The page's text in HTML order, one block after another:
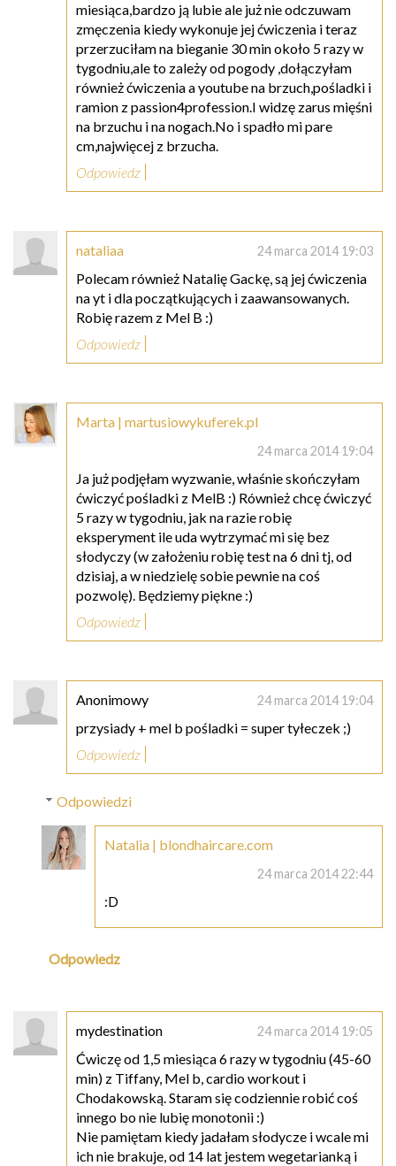
miesiąca,bardzo ją lubie ale już nie odczuwam
zmęczenia kiedy wykonuje jej ćwiczenia i teraz
przerzuciłam na bieganie 30 min około 5 razy w
tygodniu,ale to zależy od pogody ,dołączyłam
również ćwiczenia a youtube na brzuch,pośladki i
ramion z passion4profession.I widzę zarus mięśni
na brzuchu i na nogach.No i spadło mi pare
cm,najwięcej z brzucha.
Odpowiedz
nataliaa 24 marca 2014 19:03
Polecam również Natalię Gackę, są jej ćwiczenia
na yt i dla początkujących i zaawansowanych.
Robię razem z Mel B :)
Odpowiedz
Marta | martusiowykuferek.pl
24 marca 2014 19:04
Ja już podjęłam wyzwanie, właśnie skończyłam
ćwiczyć pośladki z MelB :) Również chcę ćwiczyć
5 razy w tygodniu, jak na razie robię
eksperyment ile uda wytrzymać mi się bez
słodyczy (w założeniu robię test na 6 dni tj, od
dzisiaj, a w niedzielę sobie pewnie na coś
pozwolę). Będziemy piękne :)
Odpowiedz
Anonimowy 24 marca 2014 19:04
przysiady + mel b pośladki = super tyłeczek ;)
Odpowiedz
Odpowiedzi
Natalia | blondhaircare.com
24 marca 2014 22:44
:D
Odpowiedz
mydestination 24 marca 2014 19:05
Ćwiczę od 1,5 miesiąca 6 razy w tygodniu (45-60
min) z Tiffany, Mel b, cardio workout i
Chodakowską. Staram się codziennie robić coś
innego bo nie lubię monotonii :)
Nie pamiętam kiedy jadałam słodycze i wcale mi
ich nie brakuje, od 14 lat jestem wegetarianką i